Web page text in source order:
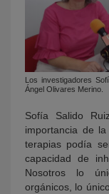
Los investigadores
Ángel Olivares Merino.
Sofía Salido
importancia de
terapias podía
capacidad de
Nosotros lo
orgánicos, lo